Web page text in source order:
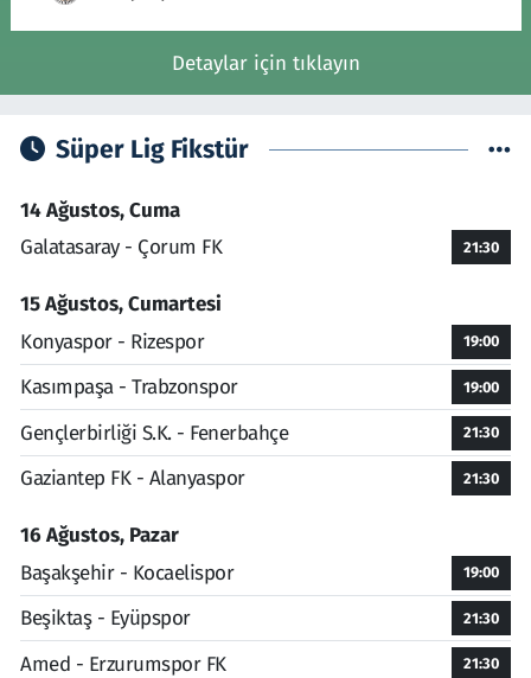
Detaylar için tıklayın
Süper Lig Fikstür
14 Ağustos, Cuma
Galatasaray - Çorum FK
21:30
15 Ağustos, Cumartesi
Konyaspor - Rizespor
19:00
Kasımpaşa - Trabzonspor 19:00
Gençlerbirliği S.K. - Fenerbahçe 21:30
Gaziantep FK - Alanyaspor 21:30
16 Ağustos, Pazar
Başakşehir - Kocaelispor
19:00
Beşiktaş - Eyüpspor 21:30
Amed - Erzurumspor FK 21:30